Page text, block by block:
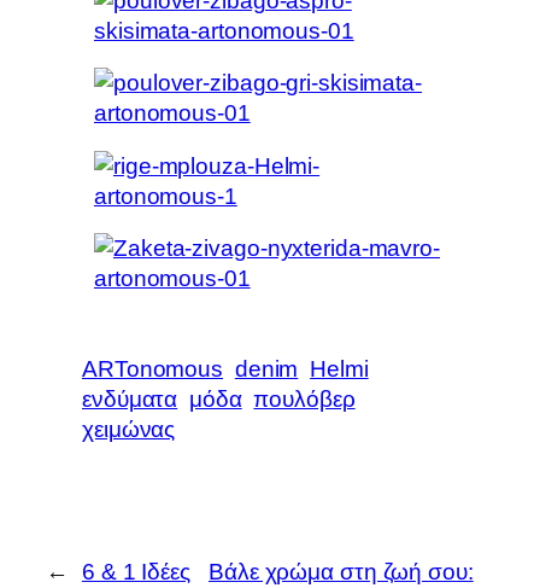
ARTonomous denim Helmi
ενδύματα μόδα πουλόβερ
χειμώνας
←
6 & 1 Ιδέες
Βάλε χρώμα στη ζωή σου: